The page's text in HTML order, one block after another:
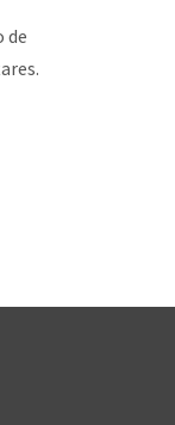
de